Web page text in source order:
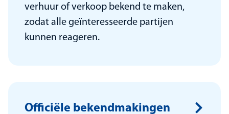
verhuur of verkoop bekend te maken,
zodat alle geïnteresseerde partijen
kunnen reageren.
Officiële bekendmakingen